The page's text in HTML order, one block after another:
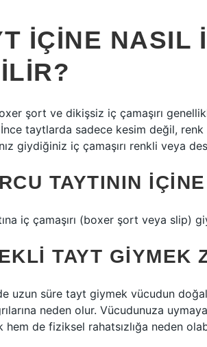
IÇINE NASIL
şort ve dikişsiz iç çamaşırı
taytlarda sadece kesim değil,
giydiğiniz iç çamaşırı renkli veya
TAYTININ
iç çamaşırı (boxer şort veya slip)
TAYT GIYMEK
uzun süre tayt giymek vücudun
neden olur. Vücudunuza
hem de fiziksel rahatsızlığa neden